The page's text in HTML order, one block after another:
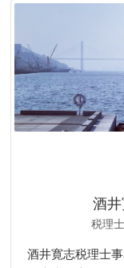
リ
酒井
税理
酒井寛志税理士